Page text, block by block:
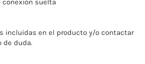
conexión suelta
incluidas en el producto y/o contactar
de duda.